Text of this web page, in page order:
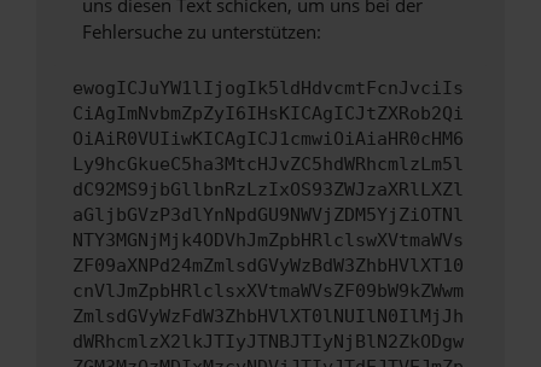
uns diesen Text schicken, um uns bei der
Fehlersuche zu unterstützen:
ewogICJuYW1lIjogIk5ldHdvcmtFcnJvciIs
CiAgImNvbmZpZyI6IHsKICAgICJtZXRob2Qi
OiAiR0VUIiwKICAgICJ1cmwiOiAiaHR0cHM6
Ly9hcGkueC5ha3MtcHJvZC5hdWRhcmlzLm5l
dC92MS9jbGllbnRzLzIxOS93ZWJzaXRlLXZl
aGljbGVzP3dlYnNpdGU9NWVjZDM5YjZiOTNl
NTY3MGNjMjk4ODVhJmZpbHRlclswXVtmaWVs
ZF09aXNPd24mZmlsdGVyWzBdW3ZhbHVlXT10
cnVlJmZpbHRlclsxXVtmaWVsZF09bW9kZWwm
ZmlsdGVyWzFdW3ZhbHVlXT0lNUIlN0IlMjJh
dWRhcmlzX2lkJTIyJTNBJTIyNjBlN2ZkODgw